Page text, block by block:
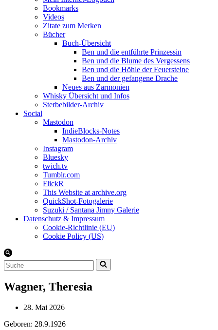
Bookmarks
Videos
Zitate zum Merken
Bücher
Buch-Übersicht
Ben und die entführte Prinzessin
Ben und die Blume des Vergessens
Ben und die Höhle der Feuersteine
Ben und der gefangene Drache
Neues aus Zarmonien
Whisky Übersicht und Infos
Sterbebilder-Archiv
Social
Mastodon
IndieBlocks-Notes
Mastodon-Archiv
Instagram
Bluesky
twich.tv
Tumblr.com
FlickR
This Website at archive.org
QuickShot-Fotogalerie
Suzuki / Santana Jimny Galerie
Datenschutz & Impressum
Cookie-Richtlinie (EU)
Cookie Policy (US)
Suchen
nach …
Wagner, Theresia
28. Mai 2026
Geboren: 28.9.1926